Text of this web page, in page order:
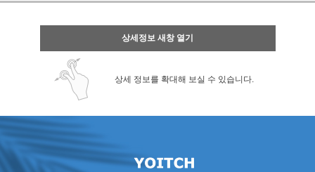
상세정보 새창 열기
상세 정보를 확대해 보실 수 있습니다.